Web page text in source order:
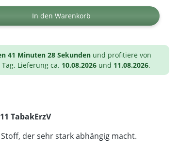
Wert ein oder
In den Warenkorb
41 Minuten 27 Sekunden und profitiere von
Lieferung ca. 10.08.2026 und 11.08.2026.
TabakErzV
der sehr stark abhängig macht.